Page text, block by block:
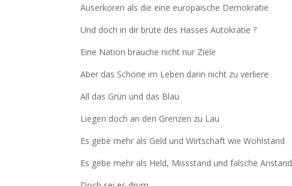
Auserkoren als die eine europäische Demokratie
Und doch in dir brüte des Hasses Autokratie ?
Eine Nation brauche nicht nur Ziele
Aber das Schöne im Leben darin nicht zu verliere
All das Grün und das Blau
Liegen doch an den Grenzen zu Lau
Es gebe mehr als Geld und Wirtschaft wie Wohlstand
Es gebe mehr als Held, Missstand und falsche Anstand